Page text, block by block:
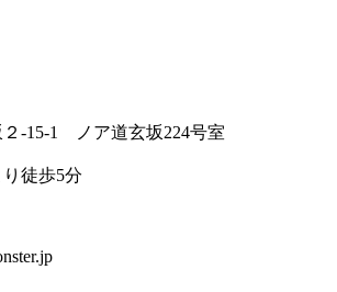
-15-1 ノア道玄坂224号室
徒歩5分